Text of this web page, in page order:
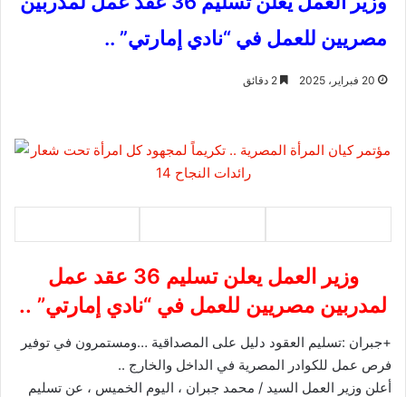
مصريين للعمل في “نادي إمارتي” ..
20 فبراير، 2025
وزير العمل يعلن تسليم 36 عقد عمل
لمدربين مصريين للعمل في “نادي إمارتي” ..
+جبران :تسليم العقود دليل على المصداقية …ومستمرون في توفير
فرص عمل للكوادر المصرية في الداخل والخارج ..
أعلن وزير العمل السيد / محمد جبران ، اليوم الخميس ، عن تسليم